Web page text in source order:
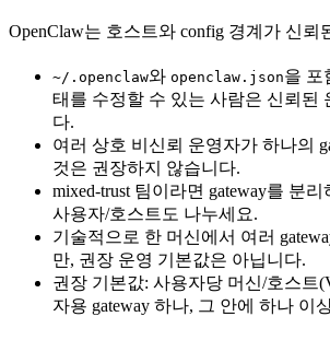
OpenClaw는 호스트와 config 경계가 신뢰
~/.openclaw와 openclaw.json을 포
태를 수정할 수 있는 사람은 신뢰된
다.
여러 상호 비신뢰 운영자가 하나의
것은 권장하지 않습니다.
mixed-trust 팀이라면 gateway를 분
사용자/호스트도 나누세요.
기술적으로 한 머신에서 여러
만, 권장 운영 기본값은 아닙니다.
권장 기본값: 사용자당 머신/호스트
자용 gateway 하나, 그 안에 하나 이